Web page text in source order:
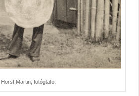
Horst Martin, fotógtafo.